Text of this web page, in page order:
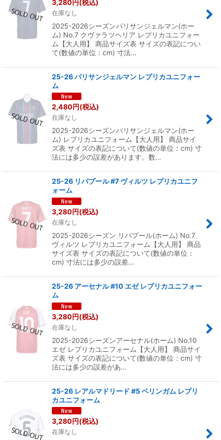
3,280 円(税込)
在庫なし
2025-2026シーズンパリサンジェルマン(ホー
ム) No.7 クヴァラツヘリア レプリカユニフォー
ム【大人用】 商品サイズ表 サイズの表記につい
て(数値の単位：cm) 寸法…
25-26 パリサンジェルマン レプリカユニフォー
ム
2,480円(税込)
在庫なし
2025-2026シーズンパリサンジェルマン(ホー
ム) レプリカユニフォーム【大人用】 商品サイ
ズ表 サイズの表記について(数値の単位：cm) 寸
法には多少の誤差があります。数…
25-26 リバプール #7 ヴィルツ レプリカユニフ
ォーム
3,280円(税込)
在庫なし
2025-2026シーズン リバプール(ホーム) No.7
ヴィルツ レプリカユニフォーム【大人用】 商品
サイズ表 サイズの表記について(数値の単位：
cm) 寸法には多少の誤差…
25-26 アーセナル #10 エゼ レプリカユニフォー
ム
3,280円(税込)
在庫なし
2025-2026シーズンアーセナル(ホーム) No.10
エゼ レプリカユニフォーム【大人用】 商品サイ
ズ表 サイズの表記について(数値の単位：cm) 寸
法には多少の誤差があ…
25-26 レアルマドリード #5 ベリンガム レプリ
カユニフォーム
3,280円(税込)
在庫なし